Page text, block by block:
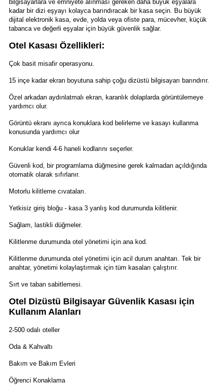
bilgisayarlara ve emniyete alınması gereken daha büyük eşyalara
kadar bir dizi eşyayı kolayca barındıracak bir kasa seçin. Bu büyük
dijital elektronik kasa, evde, yolda veya ofiste para, mücevher, küçük
tabanca ve değerli eşyalar için büyük güvenlik sağlar.
Otel Kasası Özellikleri:
Çok basit misafir operasyonu.
15 inçe kadar ekran boyutuna sahip çoğu dizüstü bilgisayarı barındırır.
Özel arkadan aydınlatmalı ekran, karanlık dolaplarda görüntülemeye
yardımcı olur.
Görüntü ekranı ayrıca konuklara kod belirleme ve kasayı kullanma
konusunda yardımcı olur
Konuklar kendi 4-6 haneli kodlarını seçerler.
Güvenli kod, bir programlama düğmesine gerek kalmadan açıldığında
otomatik olarak sıfırlanır.
Motorlu kilitleme cıvataları.
Yetkisiz giriş bloğu - kasa 3 yanlış kod durumunda kilitlenir.
Sağlam, lastikli düğmeler.
Kilitlenme durumunda otel yönetimi için ana kod.
Kilitlenme durumunda otel yönetimi için acil durum anahtarı. Tek bir
anahtar, yönetimi kolaylaştırmak için tüm kasaları çalıştırır.
Sırt ve taban sabitlemesi.
Otel Dizüstü Bilgisayar Güvenlik Kasası için
Kullanım Alanları
2-500 odalı oteller
Oda & Kahvaltı
Bakım ve Bakım Evleri
Öğrenci Konaklama